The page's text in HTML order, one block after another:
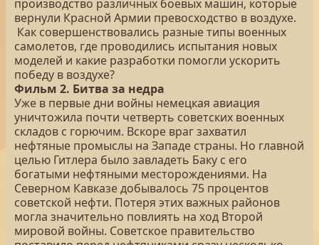
производство различных боевых машин, которые
вернули Красной Армии превосходство в воздухе.
Как совершенствовались разные типы военных
самолетов, где проводились испытания новых
моделей и какие разработки помогли ускорить
победу в воздухе?
Фильм 2. Битва за недра
Уже в первые дни войны немецкая авиация
уничтожила почти четверть советских военных
складов с горючим. Вскоре враг захватил
нефтяные промыслы на Западе страны. Но главной
целью Гитлера было завладеть Баку с его
богатыми нефтяными месторождениями. На
Северном Кавказе добывалось 75 процентов
советской нефти. Потеря этих важных районов
могла значительно повлиять на ход Второй
мировой войны. Советское правительство